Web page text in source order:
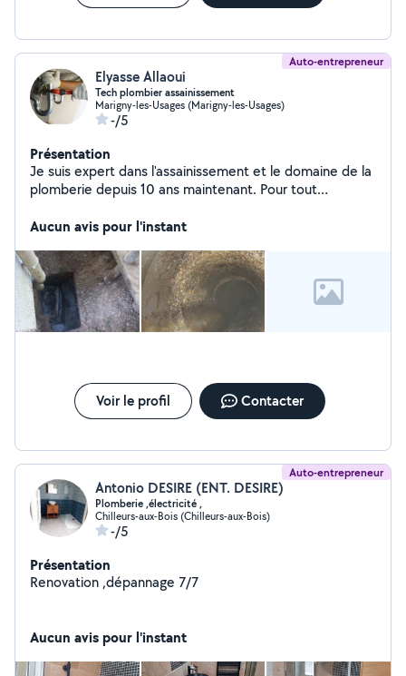
Auto-entrepreneur
Elyasse Allaoui
Tech plombier assainissement
Marigny-les-Usages (Marigny-les-Usages)
-/5
Présentation
Je suis expert dans l'assainissement et le domaine de la
plomberie depuis 10 ans maintenant. Pour tout
cuisine ou salle de bain n'hésite pas je reste disponible.
Aucun avis pour l'instant
Voir le profil Contacter
Auto-entrepreneur
Antonio DESIRE (ENT. DESIRE)
Plomberie ,électricité ,
Chilleurs-aux-Bois (Chilleurs-aux-Bois)
-/5
Présentation
Renovation ,dépannage 7/7
Aucun avis pour l'instant